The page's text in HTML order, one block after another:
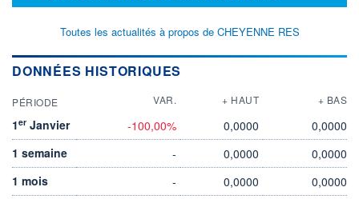
Toutes les actualités à propos de CHEYENNE RES
DONNÉES HISTORIQUES
PÉRIODE VAR. + HAUT + BAS
1er Janvier -100,00% 0,0000
0,0000
1 semaine
- 0,0000
0,0000
1 mois
- 0,0000
0,0000